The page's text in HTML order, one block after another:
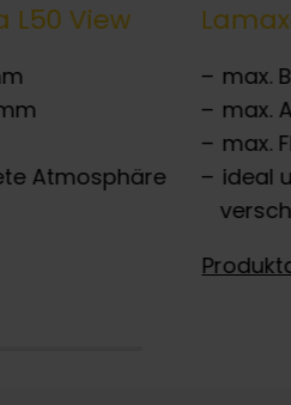
L50 View
Atmosphäre
max.
max.
max.
ideal